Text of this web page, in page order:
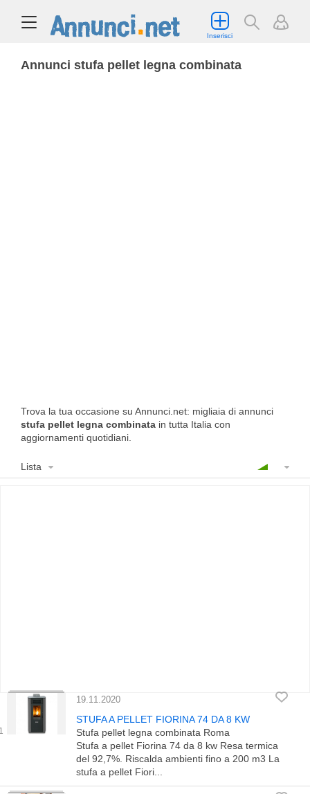
Inserisci
Annunci stufa pellet legna combinata
Trova la tua occasione su Annunci.net: migliaia di annunci
stufa pellet legna combinata in tutta Italia con
aggiornamenti quotidiani.
Lista
19.11.2020
STUFA A PELLET FIORINA 74 DA 8 KW
Stufa pellet legna combinata Roma
Stufa a pellet Fiorina 74 da 8 kw Resa termica
del 92,7%. Riscalda ambienti fino a 200 m3 La
stufa a pellet Fiori...